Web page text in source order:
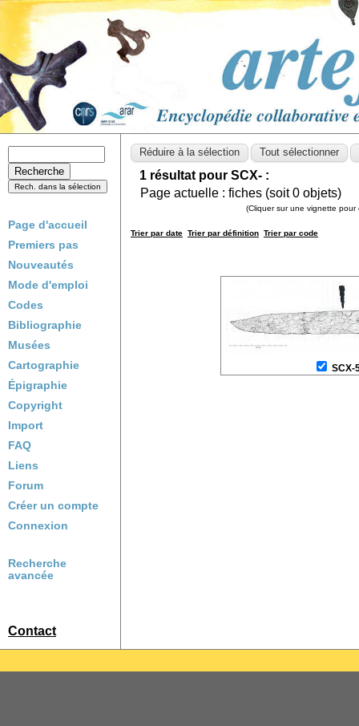
Page d'accueil
Premiers pas
Nouveautés
Mode d'emploi
Codes
Bibliographie
Musées
Cartographie
Épigraphie
Copyright
Import
FAQ
Liens
Forum
Créer un compte
Connexion
Recherche
avancée
Contact
1 résultat pour SCX- :
Page actuelle : fiches (soit0 objets)
(Cliquer sur une vignette
Trier par date Trier par définition Trier par code
SCX-